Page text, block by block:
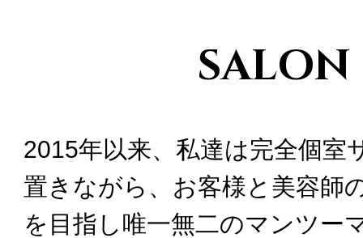
SALON
2015年以来、私達は完全個室
置きながら、お客様と美容師
を目指し唯一無二のマンツー